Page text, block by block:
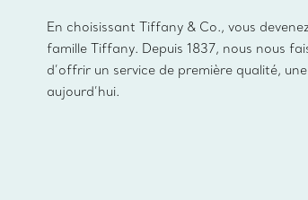
En choisissant Tiffany & Co., vous
famille Tiffany. Depuis 1837, nous nous
d’offrir un service de première qualité,
aujourd’hui.